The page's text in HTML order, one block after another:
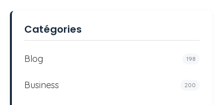
Catégories
Blog 198
Business 200